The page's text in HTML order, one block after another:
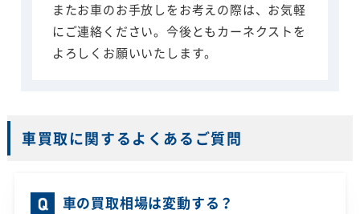
またお車のお手放しをお考えの際は、お気軽
にご連絡ください。今後ともカーネクストを
よろしくお願いいたします。
車買取に関するよくあるご質問
車の買取相場は変動する？